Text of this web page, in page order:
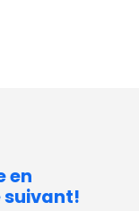
en